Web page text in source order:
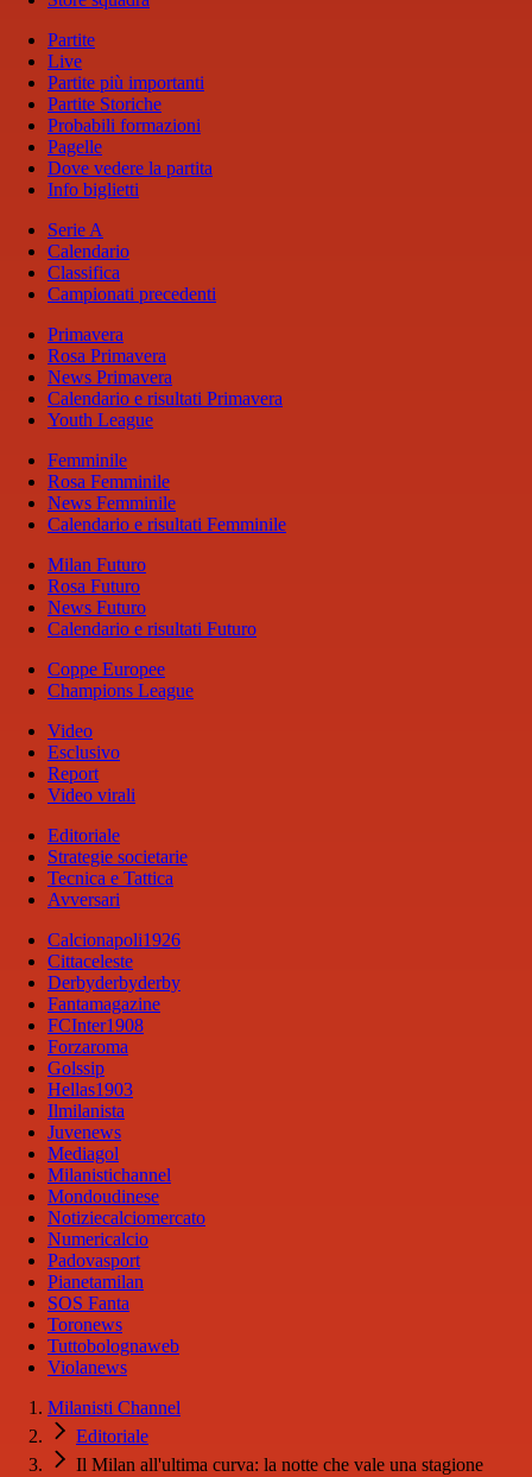
Partite
Live
Partite più importanti
Partite Storiche
Probabili formazioni
Pagelle
Dove vedere la partita
Info biglietti
Serie A
Calendario
Classifica
Campionati precedenti
Primavera
Rosa Primavera
News Primavera
Calendario e risultati Primavera
Youth League
Femminile
Rosa Femminile
News Femminile
Calendario e risultati Femminile
Milan Futuro
Rosa Futuro
News Futuro
Calendario e risultati Futuro
Coppe Europee
Champions League
Video
Esclusivo
Report
Video virali
Editoriale
Strategie societarie
Tecnica e Tattica
Avversari
Calcionapoli1926
Cittaceleste
Derbyderbyderby
Fantamagazine
FCInter1908
Forzaroma
Golssip
Hellas1903
Ilmilanista
Juvenews
Mediagol
Milanistichannel
Mondoudinese
Notiziecalciomercato
Numericalcio
Padovasport
Pianetamilan
SOS Fanta
Toronews
Tuttobolognaweb
Violanews
Milanisti Channel
Editoriale
Il Milan all'ultima curva: la notte che vale una stagione